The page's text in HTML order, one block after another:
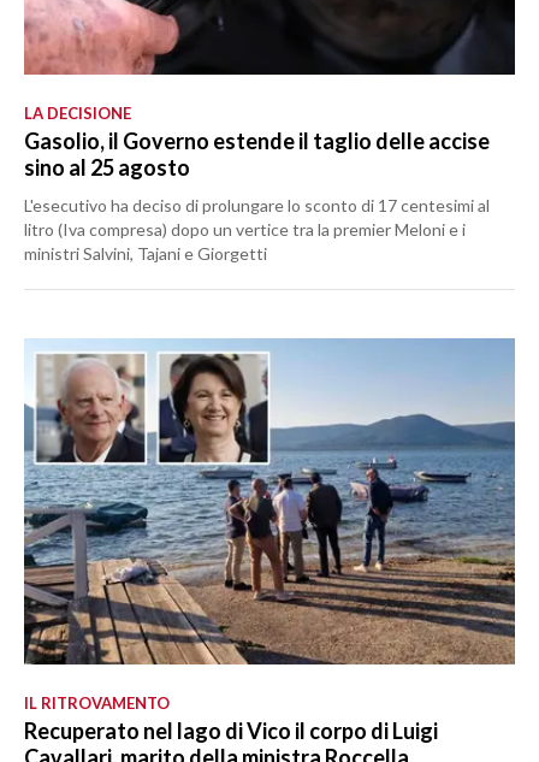
LA DECISIONE
Gasolio, il Governo estende il taglio delle accise
sino al 25 agosto
L'esecutivo ha deciso di prolungare lo sconto di 17 centesimi al
litro (Iva compresa) dopo un vertice tra la premier Meloni e i
ministri Salvini, Tajani e Giorgetti
IL RITROVAMENTO
Recuperato nel lago di Vico il corpo di Luigi